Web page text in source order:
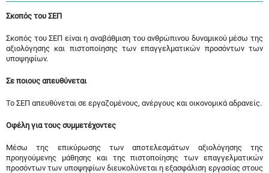
Σκοπός του ΣΕΠ
Σκοπός του ΣΕΠ είναι η αναβάθμιση του ανθρώπινου δυναμικού μέσω της
αξιολόγησης και πιστοποίησης των επαγγελματικών προσόντων των
υποψηφίων.
Σε ποιους απευθύνεται
Το ΣΕΠ απευθύνεται σε εργαζομένους, ανέργους και οικονομικά αδρανείς.
Οφέλη για τους συμμετέχοντες
Μέσω της επικύρωσης των αποτελεσμάτων αξιολόγησης της
προηγούμενης μάθησης και της πιστοποίησης των επαγγελματικών
προσόντων των υποψηφίων διευκολύνεται η εξασφάλιση εργασίας στους